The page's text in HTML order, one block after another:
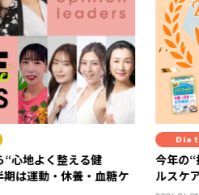
今年の“推しヘルスケア”が決定！ 「
ルスケア大賞2026」ランキング発表